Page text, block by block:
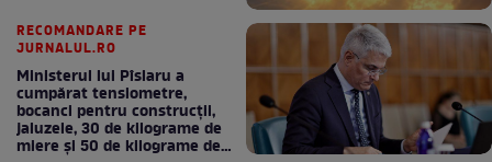
RECOMANDARE PE
JURNALUL.RO
Ministerul lui Pîslaru a
cumpărat tensiometre,
bocanci pentru construcții,
jaluzele, 30 de kilograme de
miere și 50 de kilograme de